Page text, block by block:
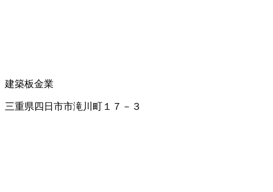
建築板金業
三重県四日市市滝川町１７－３